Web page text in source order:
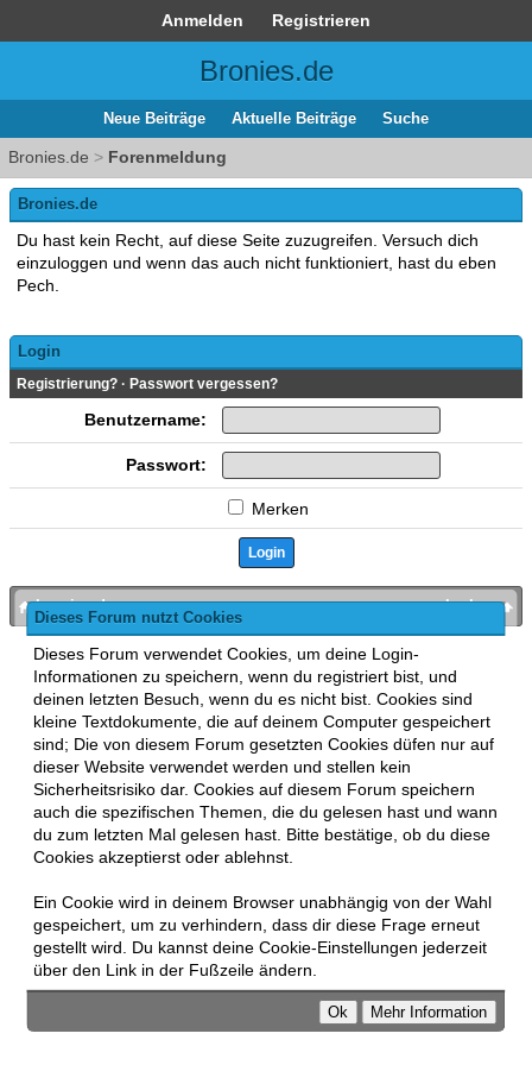
Anmelden Registrieren
Bronies.de
Neue Beiträge Aktuelle Beiträge Suche
Bronies.de > Forenmeldung
Dieses Forum nutzt Cookies
Dieses Forum verwendet Cookies, um deine Login-
Informationen zu speichern, wenn du registriert bist, und
deinen letzten Besuch, wenn du es nicht bist. Cookies sind
kleine Textdokumente, die auf deinem Computer gespeichert
sind; Die von diesem Forum gesetzten Cookies düfen nur auf
dieser Website verwendet werden und stellen kein
Sicherheitsrisiko dar. Cookies auf diesem Forum speichern
auch die spezifischen Themen, die du gelesen hast und wann
du zum letzten Mal gelesen hast. Bitte bestätige, ob du diese
Cookies akzeptierst oder ablehnst.
Ein Cookie wird in deinem Browser unabhängig von der Wahl
gespeichert, um zu verhindern, dass dir diese Frage erneut
gestellt wird. Du kannst deine Cookie-Einstellungen jederzeit
über den Link in der Fußzeile ändern.
Bronies.de
Du hast kein Recht, auf diese Seite zuzugreifen. Versuch dich
einzuloggen und wenn das auch nicht funktioniert, hast du eben
Pech.
Login
Registrierung? · Passwort vergessen?
Benutzername:
Passwort:
Merken
nach oben
bronies.de
MyBB , mobile Fassung: MyBB GoMobile
Zur Desktop-Version wechseln
This forum usesLukasz TkaczMyBB addons.